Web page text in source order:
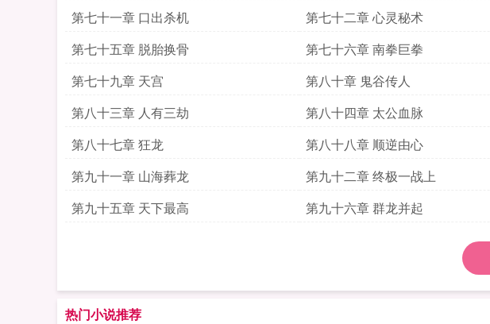
第七十一章 口出杀机
第七十二章 心灵秘术
第七十五章 脱胎换骨
第七十六章 南拳巨拳
第七十九章 天宫
第八十章 鬼谷传人
第八十三章 人有三劫
第八十四章 太公血脉
第八十七章 狂龙
第八十八章 顺逆由心
第九十一章 山海葬龙
第九十二章 终极一战上
第九十五章 天下最高
第九十六章 群龙并起
热门小说推荐